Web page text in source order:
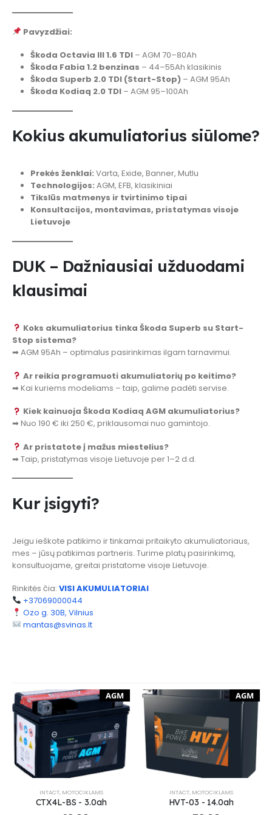
Pavyzdžiai:
Škoda Octavia III 1.6 TDI– AGM 70–80Ah
Škoda Fabia 1.2 benzinas – 44–55Ah klasikinis
Škoda Superb 2.0 TDI (Start-Stop)– AGM 95Ah
Škoda Kodiaq 2.0 TDI– AGM 95–100Ah
Kokius akumuliatorius siūlome?
Prekės ženklai: Varta, Exide, Banner, Mutlu
Technologijos: AGM, EFB, klasikiniai
Tikslūs matmenys ir tvirtinimo tipai
Konsultacijos, montavimas, pristatymas visoje
Lietuvoje
DUK – Dažniausiai užduodami
klausimai
Koks akumuliatorius tinka Škoda Superb su Start-
Stop sistema?
➡ AGM 95Ah – optimalus pasirinkimas ilgam tarnavimui.
Ar reikia programuoti akumuliatorių po keitimo?
➡ Kai kuriems modeliams – taip, galime padėti servise.
Kiek kainuoja Škoda Kodiaq AGM akumuliatorius?
➡ Nuo 190 € iki 250 €, priklausomai nuo gamintojo.
Ar pristatote į mažus miestelius?
➡ Taip, pristatymas visoje Lietuvoje per 1–2 d.d.
Kur įsigyti?
Jeigu ieškote patikimo ir tinkamai pritaikyto akumuliatoriaus,
mes – jūsų patikimas partneris. Turime platų pasirinkimą,
konsultuojame, greitai pristatome visoje Lietuvoje.
Rinkitės čia: VISI AKUMULIATORIAI
+37069000044
Ozo g. 30B, Vilnius
mantas@svinas.lt
AGM
INTACT, MOTOCIKLAMS
CTX4L-BS - 3.0ah
AGM
INTACT, MOTOCIKLAMS
HVT-03 - 14.0ah